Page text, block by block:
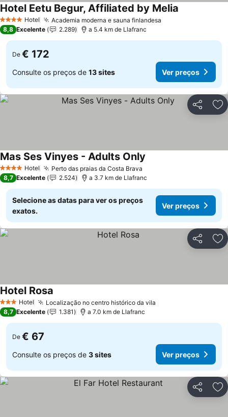
4 EstrelasHotel Academia moderna e sauna finlandesa
Hotel Eetu Begur, Affiliated by Melia
8,8 Excelente 2.289 a 5.4 km de Llafranc
De € 172
Consulte os preços de 13 sites Ver preços
Partilhar
4 EstrelasHotel Perto das praias da Costa Brava
Mas Ses Vinyes - Adults Only
8,7 Excelente 2.524 a 3.7 km de Llafranc
Selecione as datas para ver os preços
exatos.
Ver preços
Partilhar
3 EstrelasHotel Localização no centro histórico da vila
Hotel Rosa
8,7 Excelente 1.381 a 7.0 km de Llafranc
De € 67
Consulte os preços de 3 sites Ver preços
Partilhar